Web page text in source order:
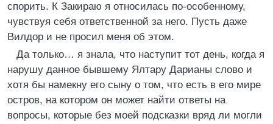
спорить. К Закираю я относилась по-особенному,
чувствуя себя ответственной за него. Пусть даже
Вилдор и не просил меня об этом.
Да только… я знала, что наступит тот день, когда я
нарушу данное бывшему Ялтару Дарианы слово и
хотя бы намекну его сыну о том, что есть в его мире
остров, на котором он может найти ответы на
вопросы, которые без моей подсказки вряд ли могли